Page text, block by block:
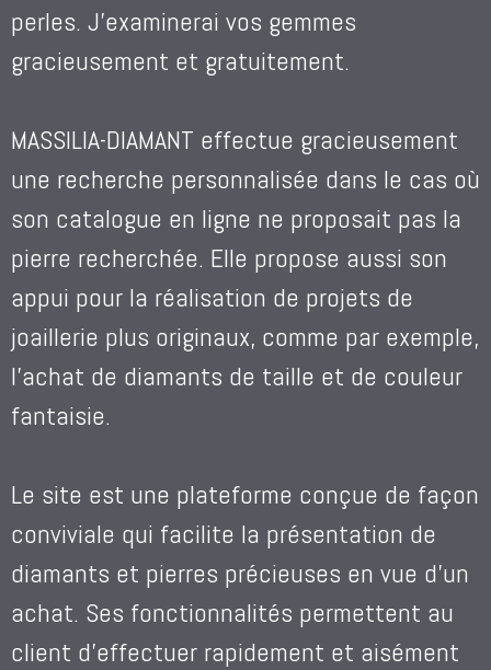
perles. J’examinerai vos gemmes
gracieusement et gratuitement.
MASSILIA-DIAMANT effectue gracieusement
une recherche personnalisée dans le cas où
son catalogue en ligne ne proposait pas la
pierre recherchée. Elle propose aussi son
appui pour la réalisation de projets de
joaillerie plus originaux, comme par exemple,
l’achat de diamants de taille et de couleur
fantaisie.
Le site est une plateforme conçue de façon
conviviale qui facilite la présentation de
diamants et pierres précieuses en vue d’un
achat. Ses fonctionnalités permettent au
client d’effectuer rapidement et aisément